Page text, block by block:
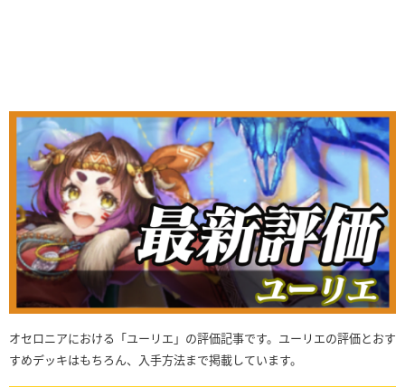
オセロニアにおける「ユーリエ」の評価記事です。ユーリエの評価とおす
すめデッキはもちろん、入手方法まで掲載しています。